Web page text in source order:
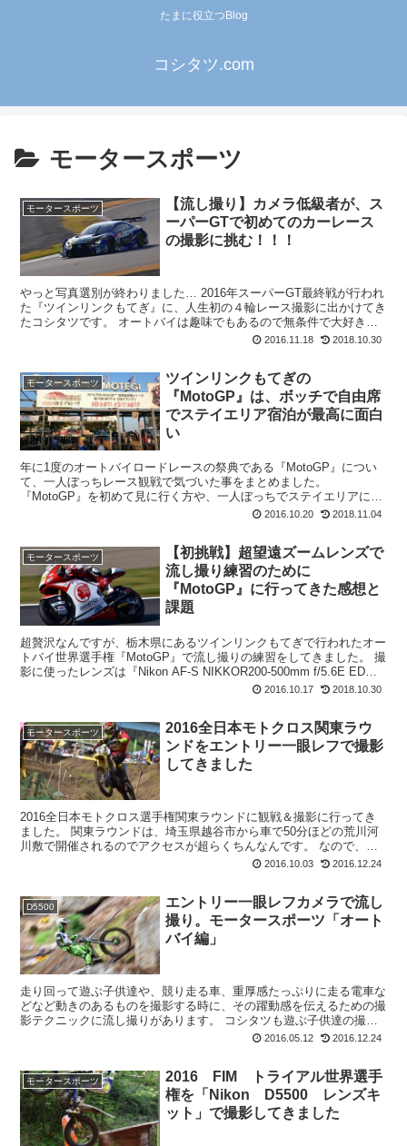
たまに役立つBlog
コシタツ.com
モータースポーツ
モータースポーツ
【流し撮り】カメラ低級者が、ス
ーパーGTで初めてのカーレース
の撮影に挑む！！！
やっと写真選別が終わりました… 2016年スーパーGT最終戦が行われ
た『ツインリンクもてぎ』に、人生初の４輪レース撮影に出かけてき
たコシタツです。 オートバイは趣味でもあるので無条件で大好きだ
2016.11.18 2018.10.30
モータースポーツ
ツインリンクもてぎの
『MotoGP』は、ボッチで自由席
でステイエリア宿泊が最高に面白
い
年に1度のオートバイロードレースの祭典である『MotoGP』につい
て、一人ぼっちレース観戦で気づいた事をまとめました。
『MotoGP』を初めて見に行く方や、一人ぼっちでステイエリアに泊
まりたいけど、なんだかちょっと不安な方は1度記事...
2016.10.20 2018.11.04
モータースポーツ
【初挑戦】超望遠ズームレンズで
流し撮り練習のために
『MotoGP』に行ってきた感想と
課題
超贅沢なんですが、栃木県にあるツインリンクもてぎで行われたオー
トバイ世界選手権『MotoGP』で流し撮りの練習をしてきました。 撮
影に使ったレンズは『Nikon AF-S NIKKOR200-500mm f/5.6E ED
2016.10.17 2018.10.30
モータースポーツ
2016全日本モトクロス関東ラウ
ンドをエントリー一眼レフで撮影
してきました
2016全日本モトクロス選手権関東ラウンドに観戦＆撮影に行ってき
ました。 関東ラウンドは、埼玉県越谷市から車で50分ほどの荒川河
川敷で開催されるのでアクセスが超らくちんなんです。 なので、自
2016.10.03 2016.12.24
D5500
エントリー一眼レフカメラで流し
撮り。モータースポーツ「オート
バイ編」
走り回って遊ぶ子供達や、競り走る車、重厚感たっぷりに走る電車な
どなど動きのあるものを撮影する時に、その躍動感を伝えるための撮
影テクニックに流し撮りがあります。 コシタツも遊ぶ子供達の撮影
時や、オートバイレースなんかを撮影する時に練習が...
2016.05.12 2016.12.24
モータースポーツ
2016 FIM トライアル世界選手
権を「Nikon D5500 レンズキ
ット」で撮影してきました